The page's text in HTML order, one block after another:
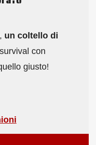
un coltello di
con
giusto!